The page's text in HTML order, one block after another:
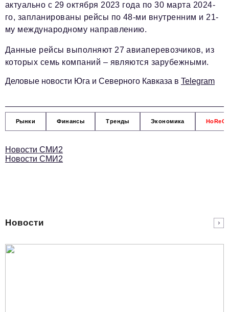
Авторские материалы
Видео
+7 495 727-01-67
Отдел рекламы
reklama@business-magazine.online
podpiska@business-magazine.online
актуально с 29 октября 2023 года по 30 марта 2024-
го, запланированы рейсы по 48-ми внутренним и 21-
му международному направлению.
Данные рейсы выполняют 27 авиаперевозчиков, из
которых семь компаний – являются зарубежными.
Деловые новости Юга и Северного Кавказа в Telegram
Рынки Финансы Тренды Экономика HoReCa
Новости СМИ2
Новости СМИ2
Новости